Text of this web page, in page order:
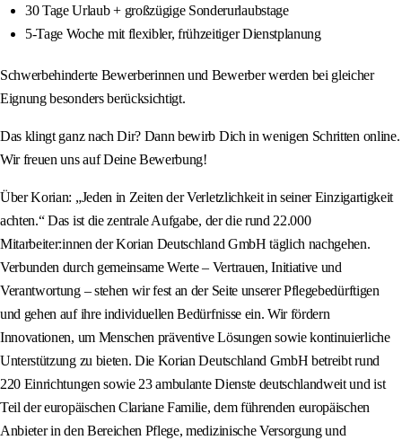
30 Tage Urlaub + großzügige Sonderurlaubstage
5-Tage Woche mit flexibler, frühzeitiger Dienstplanung
Schwerbehinderte Bewerberinnen und Bewerber werden bei gleicher
Eignung besonders berücksichtigt.
Das klingt ganz nach Dir? Dann bewirb Dich in wenigen Schritten online.
Wir freuen uns auf Deine Bewerbung!
Über Korian: „Jeden in Zeiten der Verletzlichkeit in seiner Einzigartigkeit
achten.“ Das ist die zentrale Aufgabe, der die rund 22.000
Mitarbeiter:innen der Korian Deutschland GmbH täglich nachgehen.
Verbunden durch gemeinsame Werte – Vertrauen, Initiative und
Verantwortung – stehen wir fest an der Seite unserer Pflegebedürftigen
und gehen auf ihre individuellen Bedürfnisse ein. Wir fördern
Innovationen, um Menschen präventive Lösungen sowie kontinuierliche
Unterstützung zu bieten. Die Korian Deutschland GmbH betreibt rund
220 Einrichtungen sowie 23 ambulante Dienste deutschlandweit und ist
Teil der europäischen Clariane Familie, dem führenden europäischen
Anbieter in den Bereichen Pflege, medizinische Versorgung und